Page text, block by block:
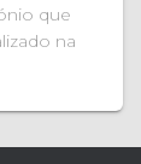
que
na